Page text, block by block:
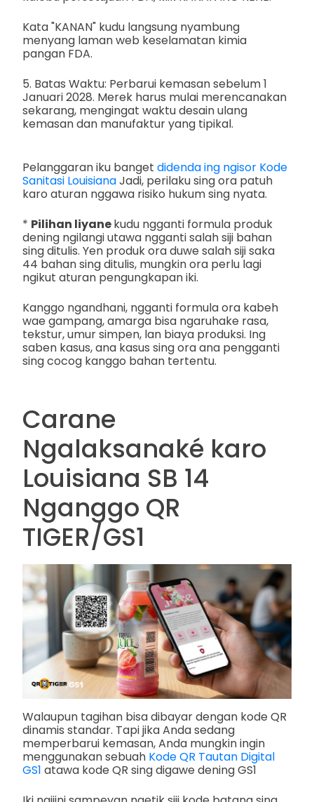
Kata "KANAN" kudu langsung nyambung
menyang laman web keselamatan kimia
pangan FDA.
5. Batas Waktu: Perbarui kemasan sebelum 1
Januari 2028. Merek harus mulai merencanakan
sekarang, mengingat waktu desain ulang
kemasan dan manufaktur yang tipikal.
Pelanggaran iku banget didenda ing ngisor Kode
Sanitasi LouisianaJadi, perilaku sing ora patuh
karo aturan nggawa risiko hukum sing nyata.
* Pilihan liyanekudu ngganti formula produk
dening ngilangi utawa ngganti salah siji bahan
sing ditulis. Yen produk ora duwe salah siji saka
44 bahan sing ditulis, mungkin ora perlu lagi
ngikut aturan pengungkapan iki.
Kanggo ngandhani, ngganti formula ora kabeh
wae gampang, amarga bisa ngaruhake rasa,
tekstur, umur simpen, lan biaya produksi. Ing
saben kasus, ana kasus sing ora ana pengganti
sing cocog kanggo bahan tertentu.
Carane
Ngalaksanaké karo
Louisiana SB 14
Nganggo QR
TIGER/GS1
Walaupun tagihan bisa dibayar dengan kode QR
dinamis standar. Tapi jika Anda sedang
memperbarui kemasan, Anda mungkin ingin
menggunakan sebuah Kode QR Tautan Digital
GS1 atawa kode QR sing digawe dening GS1